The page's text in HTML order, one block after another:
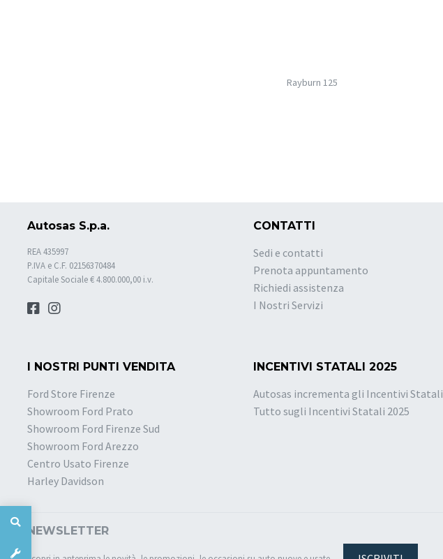
Rayburn 125
Autosas S.p.a.
REA 435997
P.IVA e C.F. 02156370484
Capitale Sociale € 4.800.000,00 i.v.
CONTATTI
Sedi e contatti
Prenota appuntamento
Richiedi assistenza
I Nostri Servizi
I NOSTRI PUNTI VENDITA
Ford Store Firenze
Showroom Ford Prato
Showroom Ford Firenze Sud
Showroom Ford Arezzo
Centro Usato Firenze
Harley Davidson
INCENTIVI STATALI 2025
Autosas incrementa gli Incentivi Statali
Tutto sugli Incentivi Statali 2025
NEWSLETTER